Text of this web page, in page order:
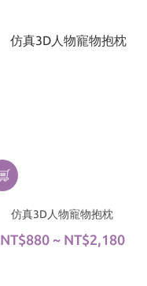
仿真3D人物寵物抱枕
NT$880 ~ NT$2,180